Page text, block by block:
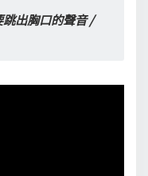
跳出胸口的聲音 /